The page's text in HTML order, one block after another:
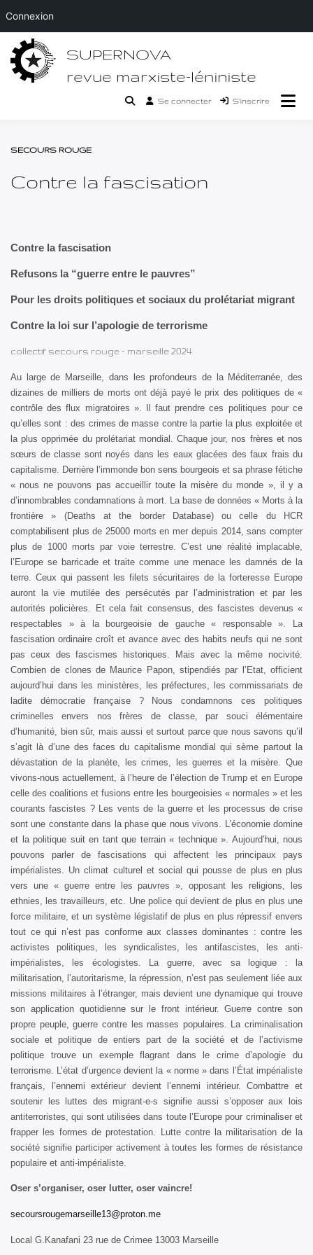
Passer
contenu
SUPERNOVA
revue marxiste-léniniste
Se connecter S’inscrire
SECOURS ROUGE
Contre la fascisation
Contre la fascisation
Refusons la “guerre entre le pauvres”
Pour les droits politiques et sociaux du prolétariat migrant
Contre la loi sur l’apologie de terrorisme
collectif secours rouge – marseille 2024
Au large de Marseille, dans les profondeurs de la Méditerranée, des
dizaines de milliers de morts ont déjà payé le prix des politiques de «
contrôle des flux migratoires ». Il faut prendre ces politiques pour ce
qu’elles sont : des crimes de masse contre la partie la plus exploitée et
la plus opprimée du prolétariat mondial. Chaque jour, nos frères et nos
sœurs de classe sont noyés dans les eaux glacées des faux frais du
capitalisme. Derrière l’immonde bon sens bourgeois et sa phrase fétiche
« nous ne pouvons pas accueillir toute la misère du monde », il y a
d’innombrables condamnations à mort. La base de données « Morts à la
frontière » (Deaths at the border Database) ou celle du HCR
comptabilisent plus de 25000 morts en mer depuis 2014, sans compter
plus de 1000 morts par voie terrestre. C’est une réalité implacable,
l’Europe se barricade et traite comme une menace les damnés de la
terre. Ceux qui passent les filets sécuritaires de la forteresse Europe
auront la vie mutilée des persécutés par l’administration et par les
autorités policières. Et cela fait consensus, des fascistes devenus «
respectables » à la bourgeoisie de gauche « responsable ». La
fascisation ordinaire croît et avance avec des habits neufs qui ne sont
pas ceux des fascismes historiques. Mais avec la même nocivité.
Combien de clones de Maurice Papon, stipendiés par l’Etat, officient
aujourd’hui dans les ministères, les préfectures, les commissariats de
ladite démocratie française ? Nous condamnons ces politiques
criminelles envers nos frères de classe, par souci élémentaire
d’humanité, bien sûr, mais aussi et surtout parce que nous savons qu’il
s’agit là d’une des faces du capitalisme mondial qui sème partout la
dévastation de la planète, les crimes, les guerres et la misère. Que
vivons-nous actuellement, à l’heure de l’élection de Trump et en Europe
celle des coalitions et fusions entre les bourgeoisies « normales » et les
courants fascistes ? Les vents de la guerre et les processus de crise
sont une constante dans la phase que nous vivons. L’économie domine
et la politique suit en tant que terrain « technique ». Aujourd’hui, nous
pouvons parler de fascisations qui affectent les principaux pays
impérialistes. Un climat culturel et social qui pousse de plus en plus
vers une « guerre entre les pauvres », opposant les religions, les
ethnies, les travailleurs, etc. Une police qui devient de plus en plus une
force militaire, et un système législatif de plus en plus répressif envers
tout ce qui n’est pas conforme aux classes dominantes : contre les
activistes politiques, les syndicalistes, les antifascistes, les anti-
impérialistes, les écologistes. La guerre, avec sa logique : la
militarisation, l’autoritarisme, la répression, n’est pas seulement liée aux
missions militaires à l’étranger, mais devient une dynamique qui trouve
son application quotidienne sur le front intérieur. Guerre contre son
propre peuple, guerre contre les masses populaires. La criminalisation
sociale et politique de entiers part de la société et de l’activisme
politique trouve un exemple flagrant dans le crime d’apologie du
terrorisme. L’état d’urgence devient la « norme » dans l’État impérialiste
français, l’ennemi extérieur devient l’ennemi intérieur. Combattre et
soutenir les luttes des migrant-e-s signifie aussi s’opposer aux lois
antiterroristes, qui sont utilisées dans toute l’Europe pour criminaliser et
frapper les formes de protestation. Lutte contre la militarisation de la
société signifie participer activement à toutes les formes de résistance
populaire et anti-impérialiste.
Oser s’organiser, oser lutter, oser vaincre!
secoursrougemarseille13@proton.me
Local G.Kanafani 23 rue de Crimee 13003 Marseille
Connexion